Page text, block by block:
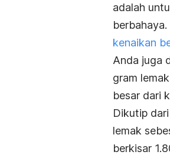
adalah
kenaikan
Anda juga
gram
besar dari
Dikutip dari
lemak
berkisar